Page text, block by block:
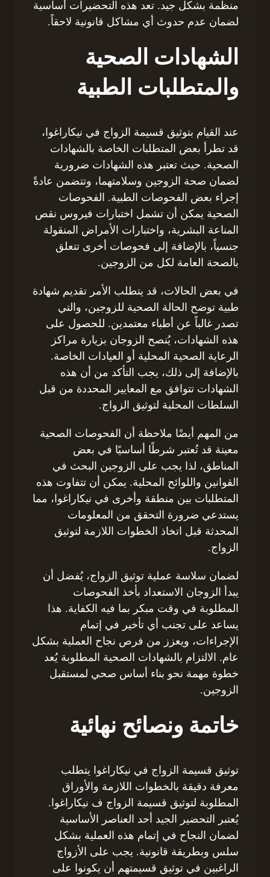
منظمة بشكل جيد. تعد هذه التحضيرات أساسية
لضمان عدم حدوث أي مشاكل قانونية لاحقاً.
الشهادات الصحية
والمتطلبات الطبية
عند القيام بتوثيق قسيمة الزواج في نيكاراغوا،
قد تطرأ بعض المتطلبات الخاصة بالشهادات
الصحية. حيث تعتبر هذه الشهادات ضرورية
لضمان صحة الزوجين وسلامتهما، وتتضمن عادةً
إجراء بعض الفحوصات الطبية. الفحوصات
الصحية يمكن أن تشمل اختبارات فيروس نقص
المناعة البشرية، واختبارات الأمراض المنقولة
جنسياً، بالإضافة إلى فحوصات أخرى تتعلق
بالصحة العامة لكل من الزوجين.
في بعض الحالات، قد يتطلب الأمر تقديم شهادة
طبية توضح الحالة الصحية للزوجين، والتي
تصدر غالباً عن أطباء معتمدين. للحصول على
هذه الشهادات، يُنصح الزوجان بزيارة مراكز
الرعاية الصحية المحلية أو العيادات الخاصة.
بالإضافة إلى ذلك، يجب التأكد من أن هذه
الشهادات تتوافق مع المعايير المحددة من قبل
السلطات المحلية لتوثيق الزواج.
من المهم أيضًا ملاحظة أن الفحوصات الصحية
معينة قد تُعتبر شرطًا أساسيًا في بعض
المناطق، لذا يجب على الزوجين البحث في
القوانين واللوائح المحلية. يمكن أن تتفاوت هذه
المتطلبات بين منطقة وأخرى في نيكاراغوا، مما
يستدعي ضرورة التحقق من المعلومات
المحدثة قبل اتخاذ الخطوات اللازمة لتوثيق
الزواج.
لضمان سلاسة عملية توثيق الزواج، يُفضل أن
يبدأ الزوجان الاستعداد بأخذ الفحوصات
المطلوبة في وقت مبكر بما فيه الكفاية. هذا
يساعد على تجنب أي تأخير في إتمام
الإجراءات، ويعزز من فرص نجاح العملية بشكل
عام. الالتزام بالشهادات الصحية المطلوبة يُعد
خطوة مهمة نحو بناء أساس صحي لمستقبل
الزوجين.
خاتمة ونصائح نهائية
توثيق قسيمة الزواج في نيكاراغوا يتطلب
معرفة دقيقة بالخطوات اللازمة والأوراق
المطلوبة لتوثيق قسيمة الزواج ف نيكاراغوا.
يُعتبر التحضير الجيد أحد العناصر الأساسية
لضمان النجاح في إتمام هذه العملية بشكل
سلس وبطريقة قانونية. يجب على الأزواج
الراغبين في توثيق قسيمتهم أن يكونوا على